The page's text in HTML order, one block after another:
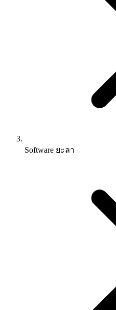
Software ยะลา